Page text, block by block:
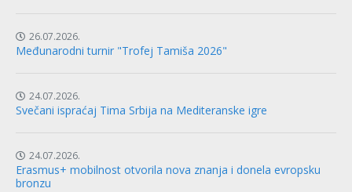
26.07.2026.
Međunarodni turnir "Trofej Tamiša 2026"
24.07.2026.
Svečani ispraćaj Tima Srbija na Mediteranske igre
24.07.2026.
Erasmus+ mobilnost otvorila nova znanja i donela evropsku
bronzu